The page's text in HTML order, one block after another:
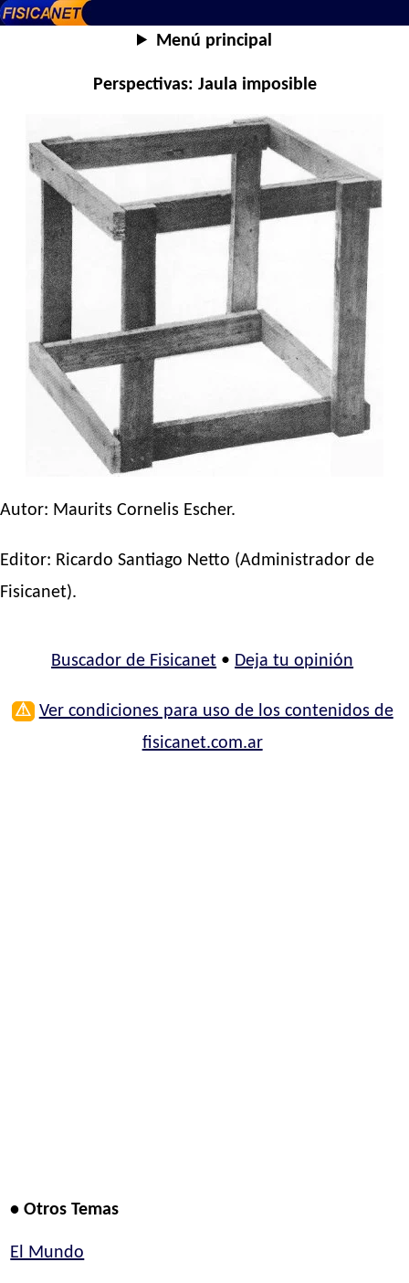
Menú principal
Perspectivas: Jaula imposible
Autor: Maurits Cornelis Escher.
Editor: Ricardo Santiago Netto (Administrador de
Fisicanet).
Buscador de Fisicanet • Deja tu opinión
⚠ Ver condiciones para uso de los contenidos de
fisicanet.com.ar
• Otros Temas
El Mundo